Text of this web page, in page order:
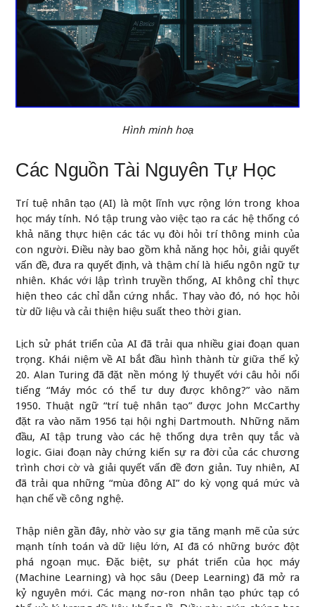
Hình minh hoạ
Các Nguồn Tài Nguyên Tự Học
Trí tuệ nhân tạo (AI) là một lĩnh vực rộng lớn trong khoa
học máy tính. Nó tập trung vào việc tạo ra các hệ thống có
khả năng thực hiện các tác vụ đòi hỏi trí thông minh của
con người. Điều này bao gồm khả năng học hỏi, giải quyết
vấn đề, đưa ra quyết định, và thậm chí là hiểu ngôn ngữ tự
nhiên. Khác với lập trình truyền thống, AI không chỉ thực
hiện theo các chỉ dẫn cứng nhắc. Thay vào đó, nó học hỏi
từ dữ liệu và cải thiện hiệu suất theo thời gian.
Lịch sử phát triển của AI đã trải qua nhiều giai đoạn quan
trọng. Khái niệm về AI bắt đầu hình thành từ giữa thế kỷ
20. Alan Turing đã đặt nền móng lý thuyết với câu hỏi nổi
tiếng “Máy móc có thể tư duy được không?” vào năm
1950. Thuật ngữ “trí tuệ nhân tạo” được John McCarthy
đặt ra vào năm 1956 tại hội nghị Dartmouth. Những năm
đầu, AI tập trung vào các hệ thống dựa trên quy tắc và
logic. Giai đoạn này chứng kiến sự ra đời của các chương
trình chơi cờ và giải quyết vấn đề đơn giản. Tuy nhiên, AI
đã trải qua những “mùa đông AI” do kỳ vọng quá mức và
hạn chế về công nghệ.
Thập niên gần đây, nhờ vào sự gia tăng mạnh mẽ của sức
mạnh tính toán và dữ liệu lớn, AI đã có những bước đột
phá ngoạn mục. Đặc biệt, sự phát triển của học máy
(Machine Learning) và học sâu (Deep Learning) đã mở ra
kỷ nguyên mới. Các mạng nơ-ron nhân tạo phức tạp có